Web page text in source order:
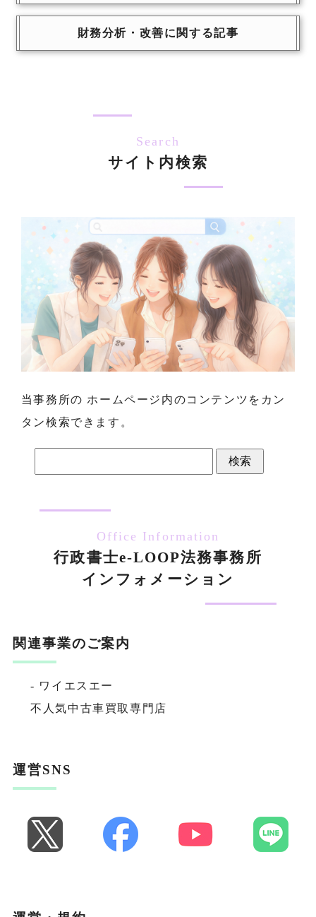
財務分析・改善に関する記事
Search
サイト内検索
当事務所の ホームページ内のコンテンツをカン
タン検索できます。
索:
Office Information
行政書士e-LOOP法務事務所
インフォメーション
関連事業のご案内
- ワイエスエー
不人気中古車買取専門店
運営SNS